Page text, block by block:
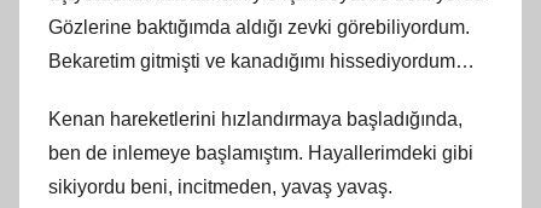
Gözlerine baktığımda aldığı zevki görebiliyordum.
Bekaretim gitmişti ve kanadığımı hissediyordum…
Kenan hareketlerini hızlandırmaya başladığında,
ben de inlemeye başlamıştım. Hayallerimdeki gibi
sikiyordu beni, incitmeden, yavaş yavaş.